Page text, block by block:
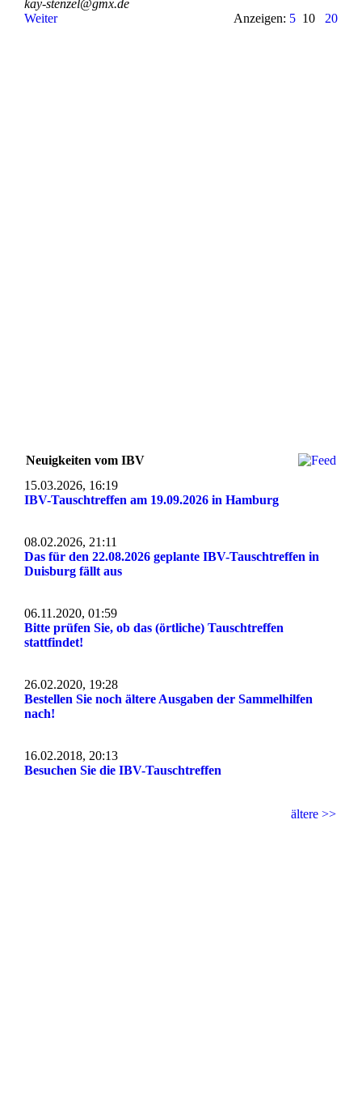
kay-stenzel@gmx.de
Weiter
Anzeigen: 5 10 20
Neuigkeiten vom IBV
15.03.2026, 16:19
IBV-Tauschtreffen am 19.09.2026 in Hamburg
08.02.2026, 21:11
Das für den 22.08.2026 geplante IBV-Tauschtreffen in
Duisburg fällt aus
06.11.2020, 01:59
Bitte prüfen Sie, ob das (örtliche) Tauschtreffen
stattfindet!
26.02.2020, 19:28
Bestellen Sie noch ältere Ausgaben der Sammelhilfen
nach!
16.02.2018, 20:13
Besuchen Sie die IBV-Tauschtreffen
ältere >>